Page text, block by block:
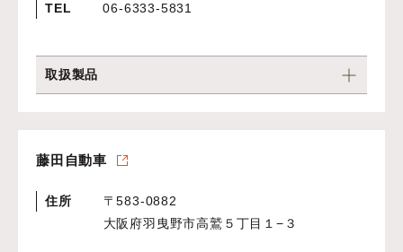
TEL 06-6333-5831
取扱製品
藤田自動車
住所
〒583-0882
大阪府羽曳野市高鷲５丁目１−３